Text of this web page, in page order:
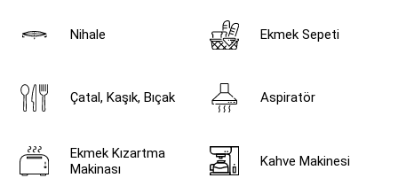
Nihale Ekmek Sepeti
Çatal, Kaşık, Bıçak Aspiratör
Ekmek Kızartma
Makinası
Kahve Makinesi